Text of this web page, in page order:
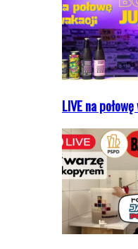
LIVE na